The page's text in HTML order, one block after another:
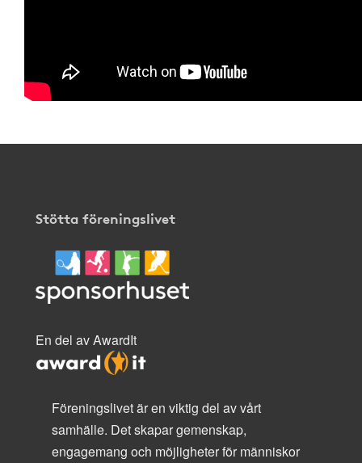
Stötta föreningslivet
En del av AwardIt
Föreningslivet är en viktig del av vårt
samhälle. Det skapar gemenskap,
engagemang och möjligheter för människor